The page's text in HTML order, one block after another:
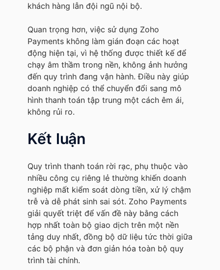
khách hàng lẫn đội ngũ nội bộ.
Quan trọng hơn, việc sử dụng Zoho
Payments không làm gián đoạn các hoạt
động hiện tại, vì hệ thống được thiết kế để
chạy âm thầm trong nền, không ảnh hưởng
đến quy trình đang vận hành. Điều này giúp
doanh nghiệp có thể chuyển đổi sang mô
hình thanh toán tập trung một cách êm ái,
không rủi ro.
Kết luận
Quy trình thanh toán rời rạc, phụ thuộc vào
nhiều công cụ riêng lẻ thường khiến doanh
nghiệp mất kiểm soát dòng tiền, xử lý chậm
trễ và dễ phát sinh sai sót. Zoho Payments
giải quyết triệt để vấn đề này bằng cách
hợp nhất toàn bộ giao dịch trên một nền
tảng duy nhất, đồng bộ dữ liệu tức thời giữa
các bộ phận và đơn giản hóa toàn bộ quy
trình tài chính.